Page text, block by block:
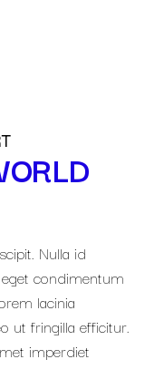
Nulla id
condimentum
lacinia
ut fringilla efficitur.
imperdiet